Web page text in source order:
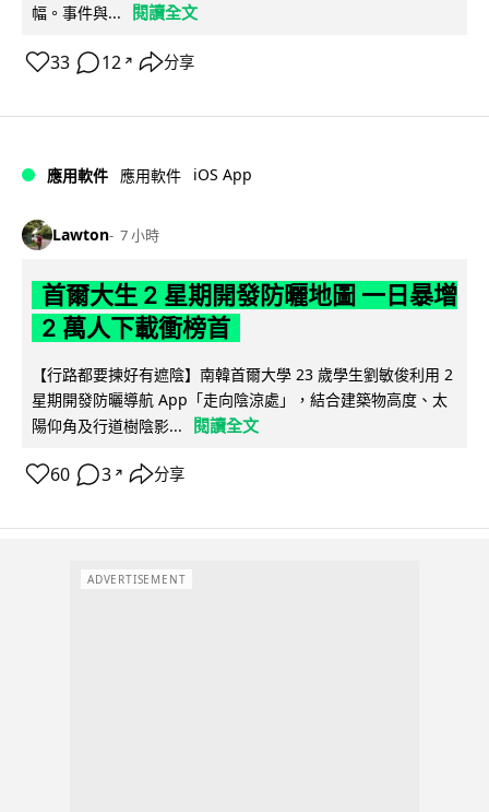
幅。事件與...
閱讀全文
33 12 ↗ 分享
應用軟件 應用軟件 iOS App
Lawton 7 小時
首爾大生 2 星期開發防曬地圖 一日暴增
2 萬人下載衝榜首
【行路都要揀好有遮陰】南韓首爾大學 23 歲學生劉敏俊利用 2
星期開發防曬導航 App「走向陰涼處」，結合建築物高度、太
陽仰角及行道樹陰影...
閱讀全文
60 3 ↗ 分享
ADVERTISEMENT